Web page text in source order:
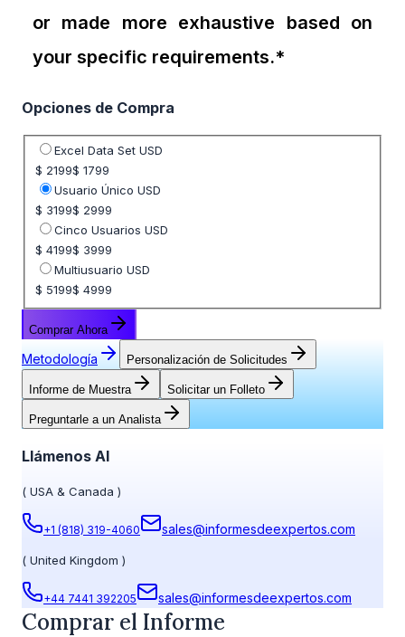
or made more exhaustive based on
your specific requirements.*
Opciones de Compra
Seleccione opción de precio
Excel Data Set USD
$ 2199$ 1799
Usuario Único USD
$ 3199$ 2999
Cinco Usuarios USD
$ 4199$ 3999
Multiusuario USD
$ 5199$ 4999
Comprar Ahora
Metodología Personalización de Solicitudes
Informe de Muestra Solicitar un Folleto
Preguntarle a un Analista
Llámenos Al
( USA & Canada )
+1 (818) 319-4060 sales@informesdeexpertos.com
( United Kingdom )
+44 7441 392205 sales@informesdeexpertos.com
Comprar el Informe